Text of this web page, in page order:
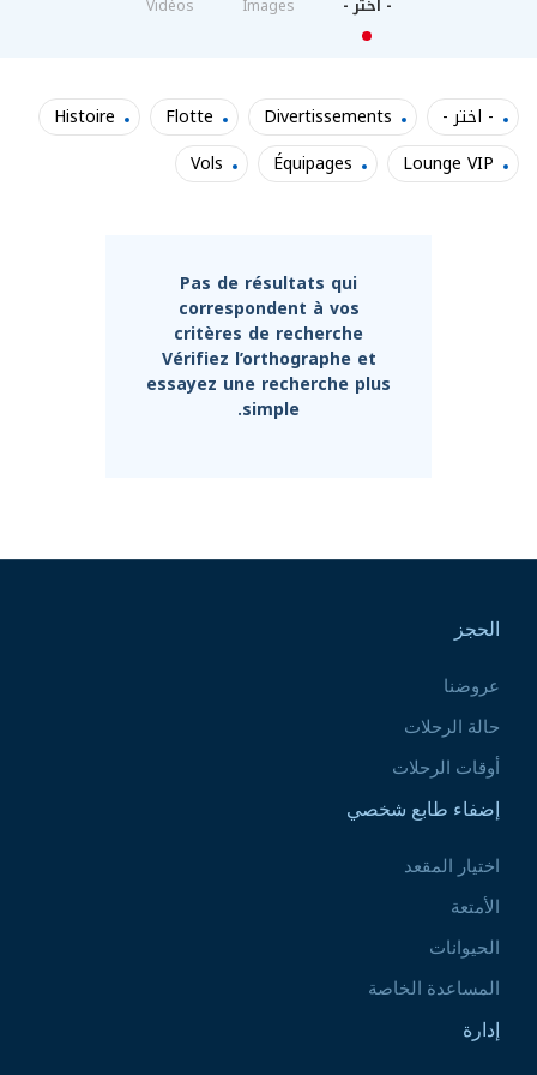
shortcut
activates
the
screen
- اختر - Images
Vidéos
- اختر - Divertissements
Flotte
Histoire
Lounge VIP
Équipages
Vols
Pas de résultats qui
correspondent à vos
critères de recherche
Vérifiez l’orthographe et
essayez une recherche plus
simple.
الحجز
عروضنا
حالة الرحلات
أوقات الرحلات
إضفاء طابع شخصي
اختيار المقعد
الأمتعة
الحيوانات
المساعدة الخاصة
إدارة